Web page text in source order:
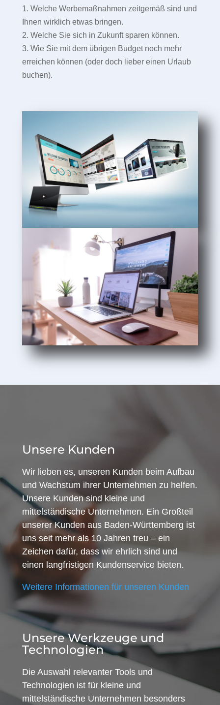
1. Welche Werbemaßnahmen zeitgemäß sind und
Ihnen wirklich etwas bringen.
2. Welche Sie sich in Zukunft sparen können.
3. Wie Sie mit dem übrigen Budget noch mehr
erreichen können (oder doch lieber einen Urlaub
buchen).
Unsere Kunden
Wir lieben es, unseren Kunden beim Aufbau
und Wachstum ihrer Unternehmen zu helfen.
Unsere Kunden sind kleine und
mittelständische Unternehmen. Ein Großteil
unserer Kunden aus Baden-Württemberg ist
uns seit mehr als 10 Jahren treu – ein
Zeichen dafür, dass wir ehrlich sind und
einen langfristigen Kundenservice bieten.
Weitere Informationen für unseren Kunden
Unsere Werkzeuge und
Technologien
Die Auswahl relevanter Tools und
Technologien ist für kleine und
mittelständische Unternehmen besonders